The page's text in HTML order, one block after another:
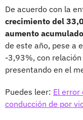
De acuerdo con la
crecimiento del
aumento
de este año, pese a
-3,93%, con
presentando en el
Puedes leer: El error
conducción de por